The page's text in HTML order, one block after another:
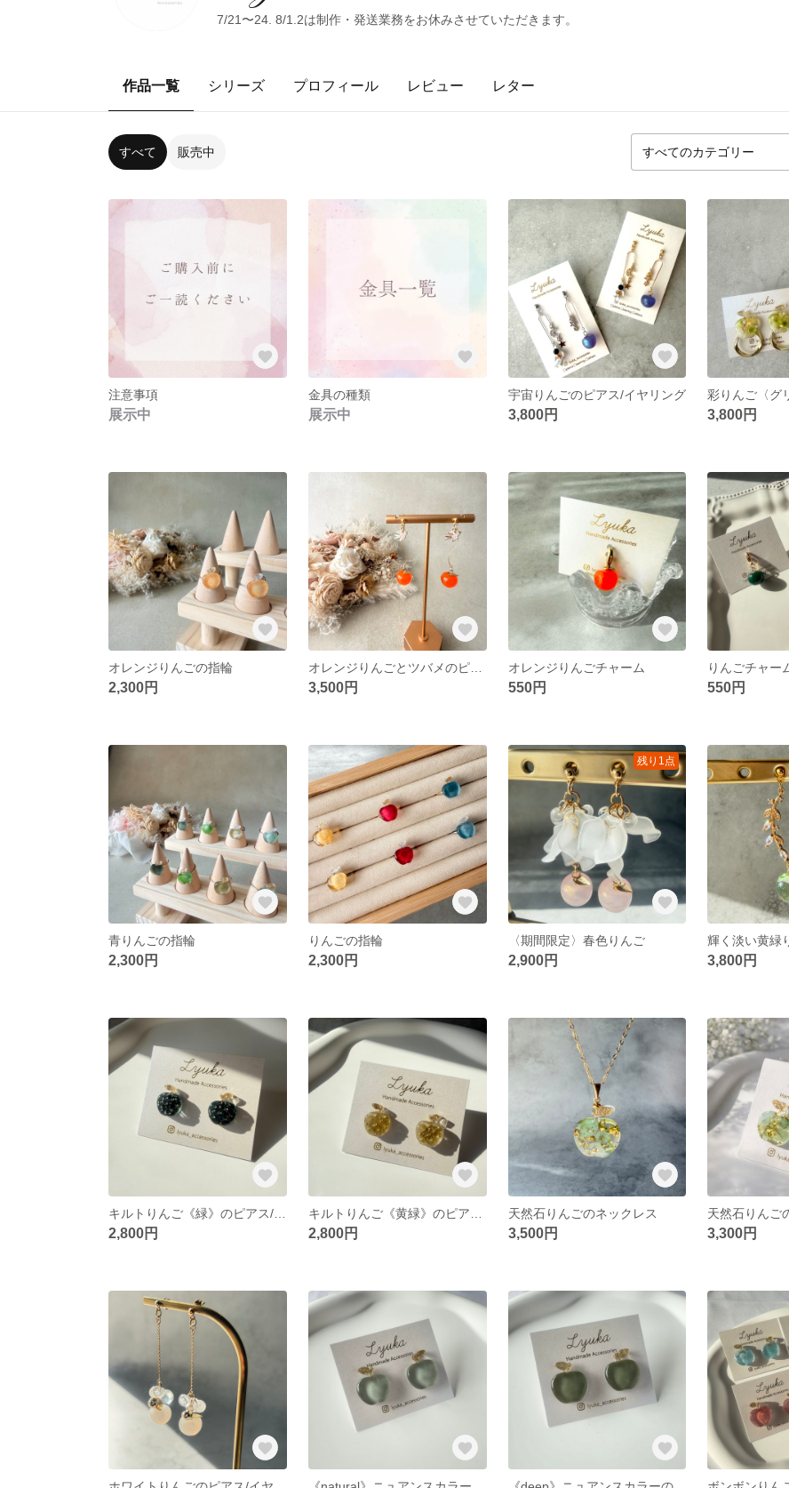
7/21〜24. 8/1.2は制作・発送業務をお休みさせていただきます。
作品一覧 シリーズ プロフィール レビュー レター
すべて 販売中
注意事項
展示中
金具の種類
展示中
宇宙りんごのピアス/イヤリング
3,800円 3,800円
オレンジりんごの指輪
2,300円
オレンジりんごとツバメのピアス/イヤリング
3,500円
オレンジりんごチャーム
550円
りんごチャー
550円
青りんごの指輪
2,300円
りんごの指輪
2,300円
残り1点
〈期間限定〉春色りんご
2,900円 3,800円
2,800円 2,800円
天然石りんごのネックレス
3,500円 3,300円